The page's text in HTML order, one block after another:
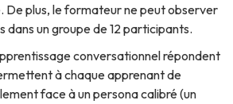
De plus, le formateur ne peut observer
dans un groupe de 12 participants.
conversationnel répondent
à chaque apprenant de
face à un persona calibré (un